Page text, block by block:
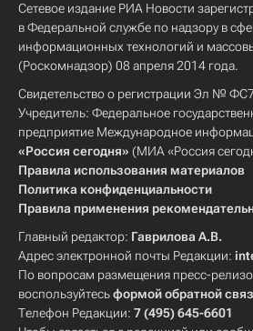
Сетевое издание РИА Новости
в Федеральной службе по надзору в
информационных технологий и
(Роскомнадзор) 08 апреля 2014 года.
Свидетельство о регистрации Эл №
Учредитель: Федеральное
предприятие Международное
«Россия сегодня» (МИА «Россия
Правила использования материалов
Политика конфиденциальности
Правила применения
Главный редактор: Гаврилова А.В.
Адрес электронной почты Редакции:
По вопросам размещения пресс-
воспользуйтесьформой обратной
Телефон Редакции: 7 (495) 645-6601